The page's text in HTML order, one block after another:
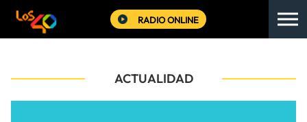
RADIO ONLINE
ACTUALIDAD